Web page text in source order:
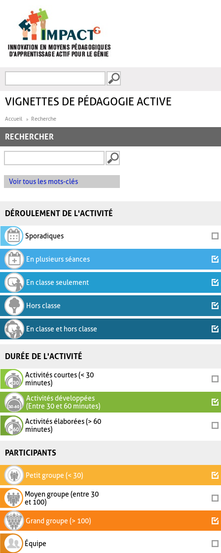
FORMULAIRE DE
VIGNETTES DE PÉDAGOGIE ACTIVE
Accueil Recherche
RECHERCHER
Voir tous les mots-clés
DÉROULEMENT DE L'ACTIVITÉ
Sporadiques
En plusieurs séances
En classe seulement
Hors classe
En classe et hors classe
DURÉE DE L'ACTIVITÉ
Activités courtes (< 30
minutes)
Activités développées
(Entre 30 et 60 minutes)
Activités élaborées (> 60
minutes)
PARTICIPANTS
Petit groupe (< 30)
Moyen groupe (entre 30
et 100)
Grand groupe (> 100)
Équipe